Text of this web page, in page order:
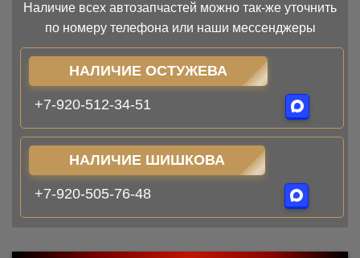
Наличие всех автозапчастей можно так-же уточнить
по номеру телефона или наши мессенджеры
НАЛИЧИЕ ОСТУЖЕВА
+7-920-512-34-51
НАЛИЧИЕ ШИШКОВА
+7-920-505-76-48